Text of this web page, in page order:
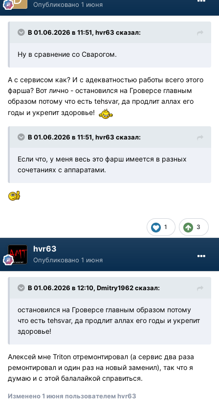
Опубликовано 1 июня
В 01.06.2026 в 11:51, hvr63 сказал:
Ну в сравнение со Сварогом.
А с сервисом как? И с адекватностью работы всего этого
фарша? Вот лично - остановился на Гроверсе главным
образом потому что есть tehsvar, да продлит аллах его
годы и укрепит здоровье!
В 01.06.2026 в 11:51, hvr63 сказал:
Если что, у меня весь это фарш имеется в разных
сочетаниях с аппаратами.
1 3
hvr63
Опубликовано 1 июня
В 01.06.2026 в 12:10, Dmitry1962сказал:
остановился на Гроверсе главным образом потому
что есть tehsvar, да продлит аллах его годы и укрепит
здоровье!
Алексей мне Triton отремонтировал (а сервис два раза
ремонтировал и один раз на новый заменил), так что я
думаю и с этой балалайкой справиться.
Изменено1 июня пользователем hvr63